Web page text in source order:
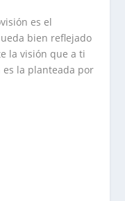
es el
bien reflejado
la visión que a ti
es la planteada por